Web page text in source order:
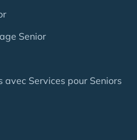
Senior
avec Services pour Seniors